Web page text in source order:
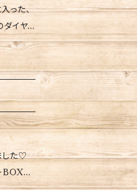
ダイヤ
リビ
ので、
も喜ば
サイズ3
税
）にて、
した♡